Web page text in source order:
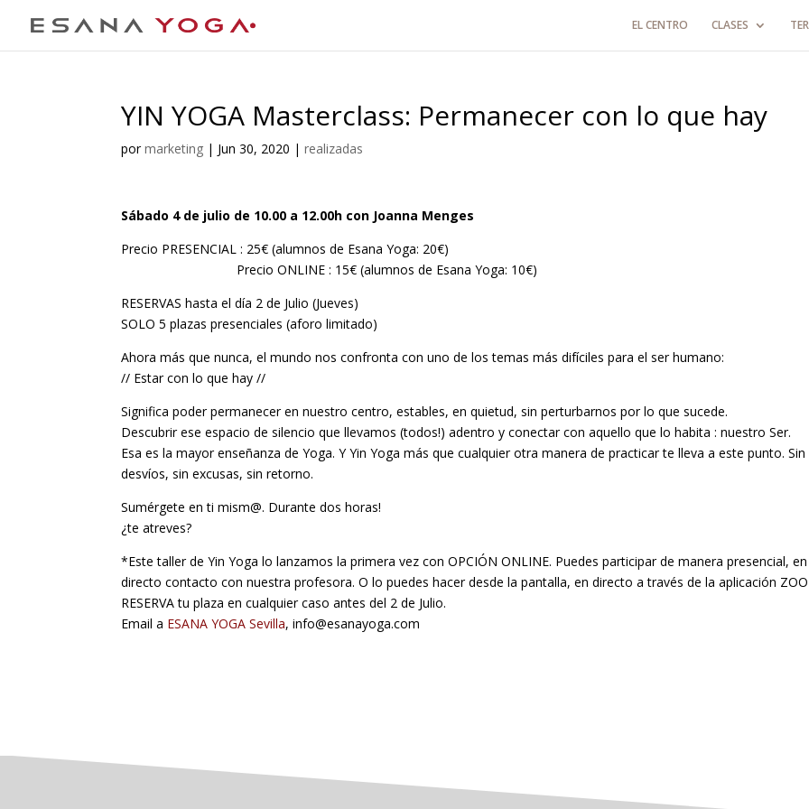
EL CENTRO CLASES
YIN YOGA Masterclass: Permanecer con lo que hay
pormarketing | Jun 30, 2020 |realizadas
Sábado 4 de julio de 10.00 a 12.00h con Joanna Menges
Precio PRESENCIAL : 25€ (alumnos de Esana Yoga:
Precio ONLINE : 15€ (alumnos de Esana Yoga: 10€)
RESERVAS hasta el día 2 de Julio (Jueves)
SOLO 5 plazas presenciales (aforo limitado)
Ahora más que nunca, el mundo nos confronta con uno de los temas más difíciles para el ser humano:
// Estar con lo que hay //
Significa poder permanecer en nuestro centro, estables, en quietud, sin perturbarnos por lo que sucede.
Descubrir ese espacio de silencio que llevamos (todos!) adentro y conectar con aquello que lo habita : nuestro Ser.
Esa es la mayor enseñanza de Yoga. Y Yin Yoga más que cualquier otra manera de practicar te lleva a este punto. Sin
desvíos, sin excusas, sin retorno.
Sumérgete en ti mism@. Durante dos horas!
¿te atreves?
*Este taller de Yin Yoga lo lanzamos la primera vez con OPCIÓN ONLINE. Puedes participar de manera presencial, en
directo contacto con nuestra profesora. O lo puedes hacer desde la pantalla, en directo a través de la aplicación
RESERVA tu plaza en cualquier caso antes del 2 de Julio.
Email a ESANA YOGA Sevilla, info@esanayoga.com